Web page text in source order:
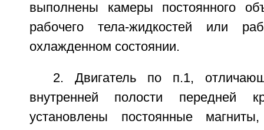
выполнены камеры постоянного
рабочего тела-жидкостей или
охлажденном состоянии.
2. Двигатель по п.1,
внутренней полости передней
установлены постоянные